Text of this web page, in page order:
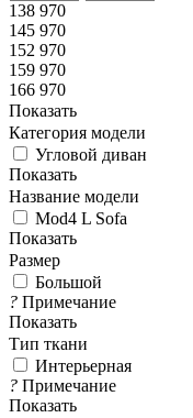
138 970
145 970
152 970
159 970
166 970
Показать
Категория модели
Угловой диван
Показать
Название модели
Mod4 L Sofa
Показать
Размер
Большой
? Примечание
Показать
Тип ткани
Интерьерная
? Примечание
Показать